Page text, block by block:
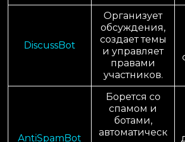
DiscussBot
Организует
обсуждения,
создает темы
и управляет
правами
участников.
AntiSpamBot
Борется со
спамом и
ботами,
автоматическ